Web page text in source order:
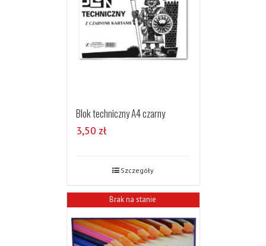
Blok techniczny A4 czarny
3,50 zł
Szczegóły
Brak na stanie